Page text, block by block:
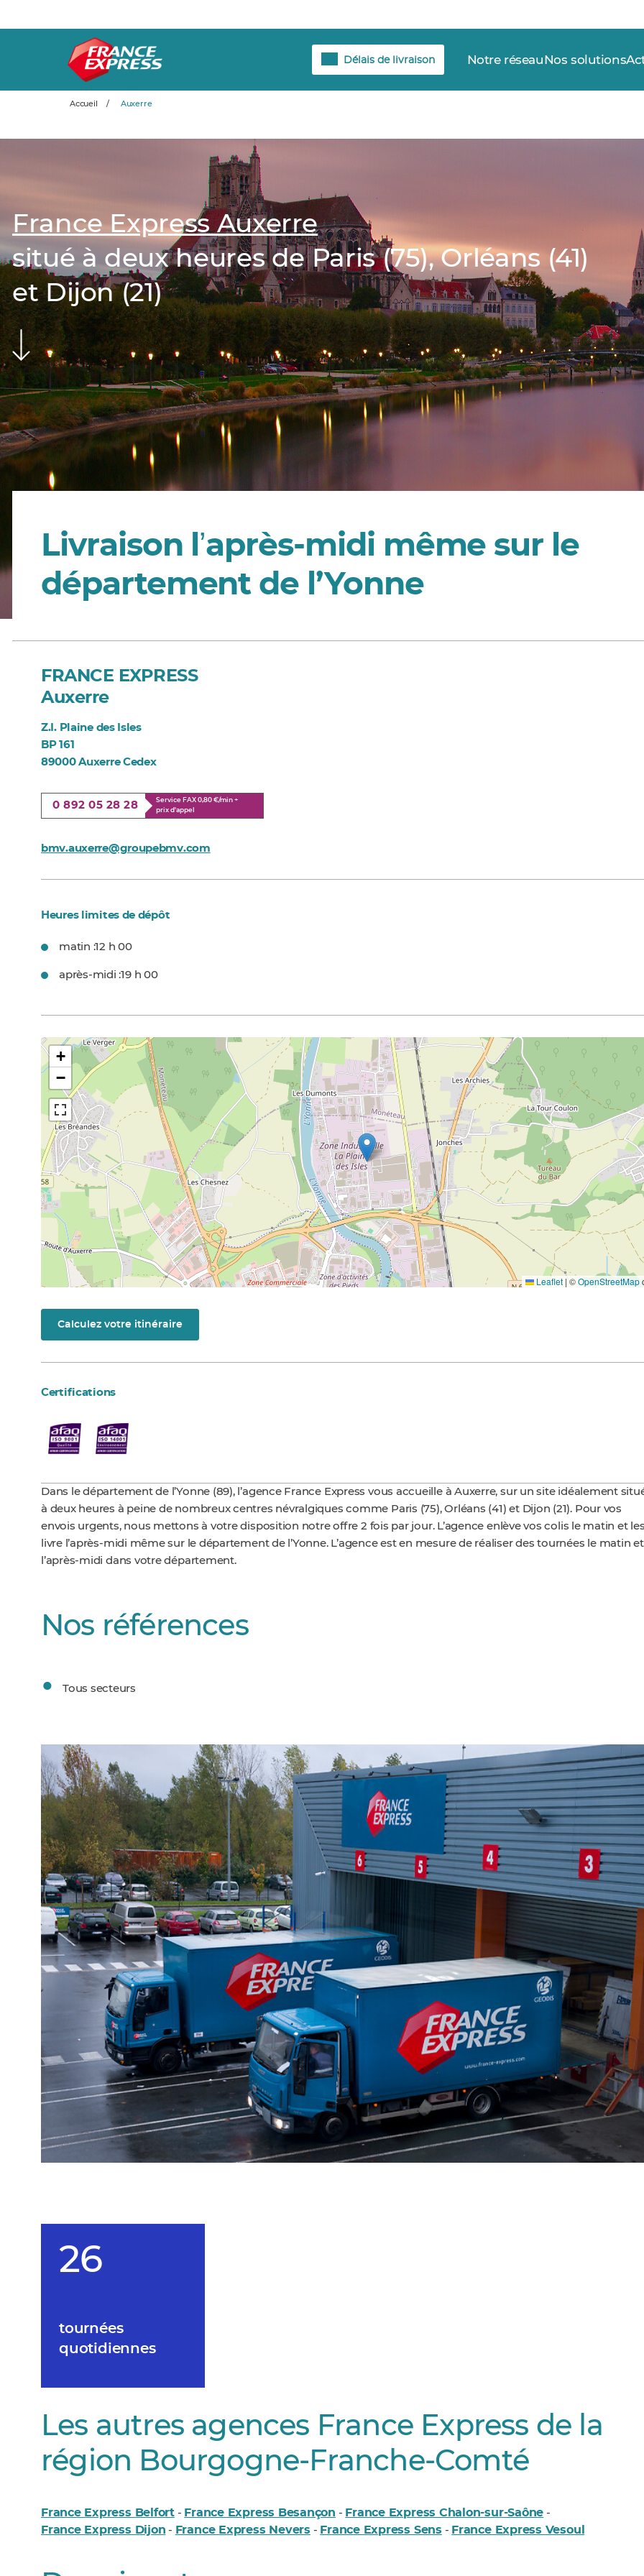
Délais de livraison Notre réseau Nos solutions
Accueil / Auxerre
France Express Auxerre
situé à deux heures de Paris (75), Orléans (41)
et Dijon (21)
Livraison lʼaprès-midi même sur le
département de l’Yonne
Dans le département de l’Yonne (89), l’agence France Express vous accueille à Auxerre, sur un site idéalement
à deux heures à peine de nombreux centres névralgiques comme Paris (75), Orléans (41) et Dijon (21). Pour vos
envois urgents, nous mettons à votre disposition notre offre 2 fois par jour. L’agence enlève vos colis le matin et
livre l’après-midi même sur le département de l’Yonne. L’agence est en mesure de réaliser des tournées le matin et
l’après-midi dans votre département.
Nos références
Tous secteurs
26
tournées
quotidiennes
Les autres agences France Express de la
région Bourgogne-Franche-Comté
France Express Belfort- France Express Besançon - France Express Chalon-sur-Saône -
France Express Dijon - France Express Nevers - France Express Sens - France Express Vesoul
FRANCE EXPRESS
Auxerre
Z.I. Plaine des Isles
BP 161
89000 Auxerre Cedex
0 892 05 28 28
Service FAX 0,80 €/min +
prix d'appel
bmv.auxerre@groupebmv.com
Heures limites de dépôt
matin :12 h 00
après-midi :19 h 00
+
−
Leaflet | ©OpenStreetMap
Calculez votre itinéraire
Certifications